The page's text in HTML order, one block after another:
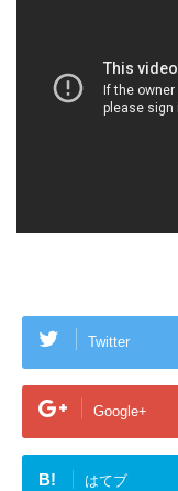
Twitter
Google+
B! はてブ